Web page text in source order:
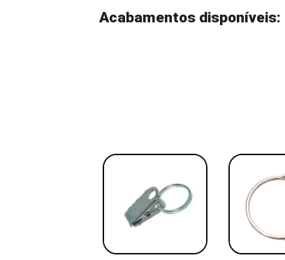
Acabamentos disponíveis: